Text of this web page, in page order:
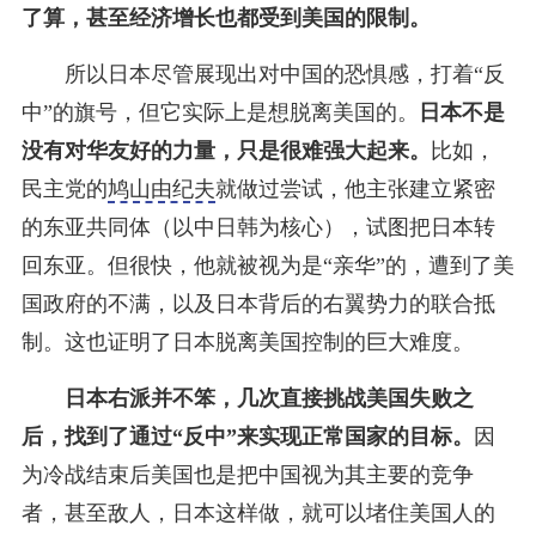
了算，甚至经济增长也都受到美国的限制。
所以日本尽管展现出对中国的恐惧感，打着“反
中”的旗号，但它实际上是想脱离美国的。
日本不是
没有对华友好的力量，只是很难强大起来。
比如，
民主党的鸠山由纪夫就做过尝试，他主张建立紧密
的东亚共同体（以中日韩为核心），试图把日本转
回东亚。但很快，他就被视为是“亲华”的，遭到了美
国政府的不满，以及日本背后的右翼势力的联合抵
制。这也证明了日本脱离美国控制的巨大难度。
日本右派并不笨， 几次直接挑战美国失败之
后，找到了通过“反中”来实现正常国家的目标。
因
为冷战结束后美国也是把中国视为其主要的竞争
者，甚至敌人，日本这样做，就可以堵住美国人的